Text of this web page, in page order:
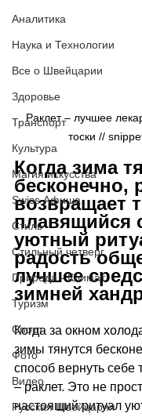
Аналитика
Наука и Технологии
Все о Швейцарии
Здоровье
Транспорт
Культура
Магия искусства
Swiss Афиша
Стиль
Стильный четверг
Природа - Климат
Туризм
Спорт
Фото
Видео
Русская Швейцария
Раклет – лучшее
тоски //
Когда зима
бесконечно,
возвращает
плавящийся
уютный
радость
лучшее
зимней
Когда за окном
зимы тянутся
способ вернуть себе
– раклет. Это не
настоящий ритуал